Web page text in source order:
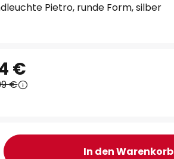
Pietro, runde Form, silber
€
€
In den Warenkorb